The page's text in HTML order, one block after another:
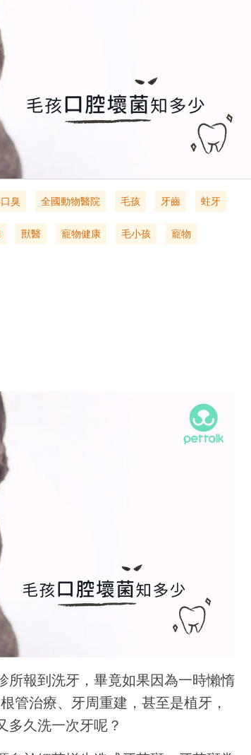
臭 全國動物醫院 毛孩 牙齒 蛀牙
獸醫 寵物健康 毛小孩 寵物
所報到洗牙，畢竟如果因為一時懶惰
管治療、牙周重建，甚至是植牙，
多久洗一次牙呢？